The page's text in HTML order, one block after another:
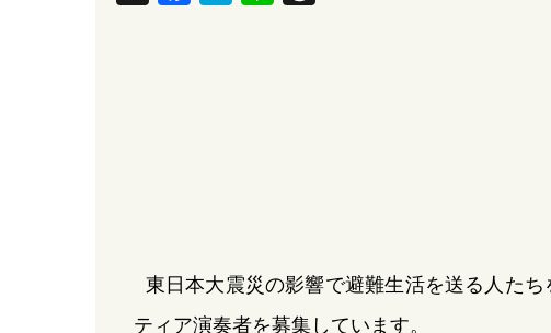
東日本大震災の影響で避難生活を送る人た
ティア演奏者を募集しています。